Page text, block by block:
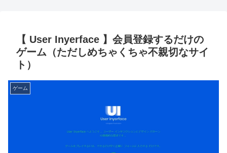
【 User Inyerface 】会員登録するだけの
ゲーム（ただしめちゃくちゃ不親切なサイ
ト）
ゲーム